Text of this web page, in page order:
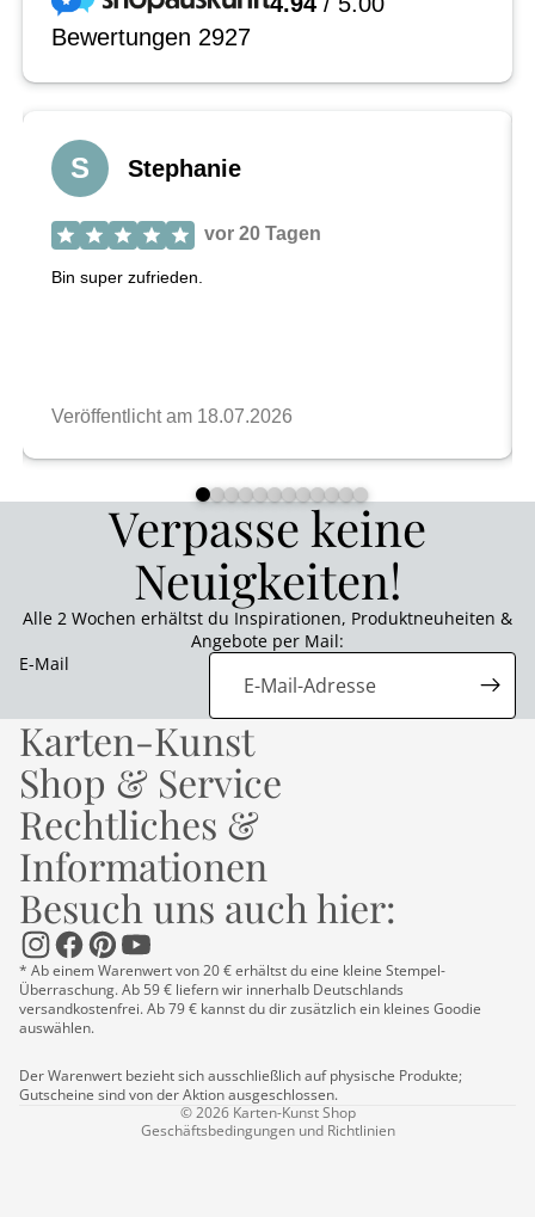
Verpasse keine
Neuigkeiten!
Alle 2 Wochen erhältst du Inspirationen, Produktneuheiten &
Angebote per Mail:
E-Mail
Karten-Kunst
Shop & Service
Rechtliches &
Informationen
Besuch uns auch hier:
* Ab einem Warenwert von 20 € erhältst du eine kleine Stempel-
Überraschung. Ab 59 € liefern wir innerhalb Deutschlands
versandkostenfrei. Ab 79 € kannst du dir zusätzlich ein kleines Goodie
auswählen.
Der Warenwert bezieht sich ausschließlich auf physische Produkte;
Gutscheine sind von der Aktion ausgeschlossen.
© 2026 Karten-Kunst Shop
Geschäftsbedingungen und Richtlinien
Datenschutzerklärung
Impressum
Kontaktinformationen
Versand
Widerrufsrecht